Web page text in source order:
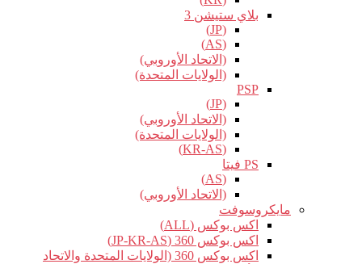
بلاي ستيشن 3
(JP)
(AS)
(الاتحاد الأوروبي)
(الولايات المتحدة)
PSP
(JP)
(الاتحاد الأوروبي)
(الولايات المتحدة)
(KR-AS)
PS فيتا
(AS)
(الاتحاد الأوروبي)
مايكروسوفت
اكس بوكس (ALL)
اكس بوكس 360 (JP-KR-AS)
اكس بوكس 360 (الولايات المتحدة والاتحاد